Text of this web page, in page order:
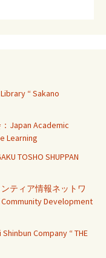
“ Sakano
Japan Academic
Learning
TOSHO SHUPPAN
ティア情報ネットワ
Development
Company “ THE